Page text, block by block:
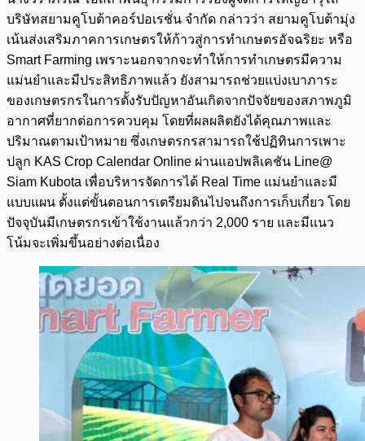
บริษัทสยามคูโบต้าคอร์ปอเรชั่น จำกัด กล่าวว่า สยามคูโบต้ามุ่ง
เน้นส่งเสริมภาคการเกษตรให้ก้าวสู่การทำเกษตรอัจฉริยะ หรือ
Smart Farming เพราะนอกจากจะทำให้การทำเกษตรมีความ
แม่นยำและมีประสิทธิภาพแล้ว ยังสามารถช่วยแบ่งเบาภาระ
ของเกษตรกรในการตั้งรับปัญหาอันเกิดจากปัจจัยของสภาพภูมิ
อากาศที่ยากต่อการควบคุม โดยที่ผลผลิตยังได้คุณภาพและ
ปริมาณตามเป้าหมาย ซึ่งเกษตรกรสามารถใช้ปฏิทินการเพาะ
ปลูก KAS Crop Calendar Online ผ่านแอปพลิเคชัน Line@
Siam Kubota เพื่อบริหารจัดการได้ Real Time แม่นยำและมี
แบบแผน ตั้งแต่ขั้นตอนการเตรียมดินไปจนถึงการเก็บเกี่ยว โดย
ปัจจุบันมีเกษตรกรเข้าใช้งานแล้วกว่า 2,000 ราย และมีแนว
โน้มจะเพิ่มขึ้นอย่างต่อเนื่อง